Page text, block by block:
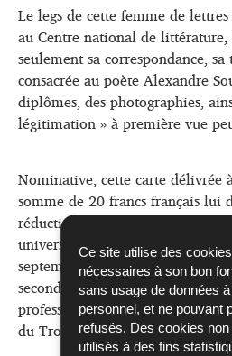
Ce site utilise des
nécessaires à son bon
sans usage de données
personnel, et ne pouvant
refusés. Des cookies
utilisés à des fins
Le legs de cette femme de
au Centre national de
seulement sa correspondance,
consacrée au poète Alexandre
diplômes, des photographies,
légitimation » à première vue
Nominative, cette carte délivrée
somme de 20 francs français lui
réduction de 50% sur dix
universelle de Paris. Un premier
septembre 1937 indique un
second montre que, le jour
professeure visite les pavillons
du Trocadéro, eux-mêmes